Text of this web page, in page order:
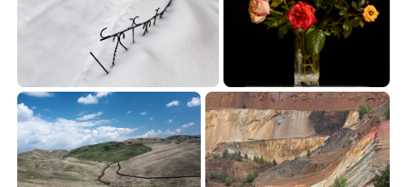
24
 14.18
5
37.87